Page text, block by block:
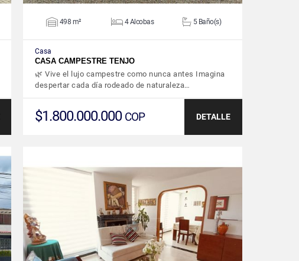
498 m² 4 Alcobas 5 Baño(s)
Casa
CASA CAMPESTRE TENJO
🌿 Vive el lujo campestre como nunca antes Imagina
despertar cada día rodeado de naturaleza…
$1.800.000.000 COP DETALLE
VER DETALLES